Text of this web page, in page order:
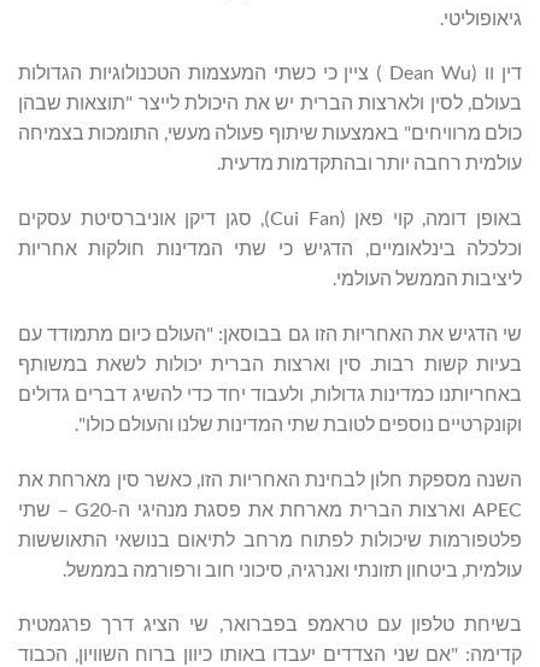
גיאופוליטי.
דין וו (Dean Wu ) ציין כי כשתי המעצמות הטכנולוגיות הגדולות
בעולם, לסין ולארצות הברית יש את היכולת לייצר "תוצאות שבהן
כולם מרוויחים" באמצעות שיתוף פעולה מעשי, התומכות בצמיחה
עולמית רחבה יותר ובהתקדמות מדעית.
באופן דומה, קוי פאן (Cui Fan), סגן דיקן אוניברסיטת עסקים
וכלכלה בינלאומיים, הדגיש כי שתי המדינות חולקות אחריות
ליציבות הממשל העולמי.
שי הדגיש את האחריות הזו גם בבוסאן: "העולם כיום מתמודד עם
בעיות קשות רבות. סין וארצות הברית יכולות לשאת במשותף
באחריותנו כמדינות גדולות, ולעבוד יחד כדי להשיג דברים גדולים
וקונקרטיים נוספים לטובת שתי המדינות שלנו והעולם כולו".
השנה מספקת חלון לבחינת האחריות הזו, כאשר סין מארחת את
APEC וארצות הברית מארחת את פסגת מנהיגי ה-G20 – שתי
פלטפורמות שיכולות לפתוח מרחב לתיאום בנושאי התאוששות
עולמית, ביטחון תזונתי ואנרגיה, סיכוני חוב ורפורמה בממשל.
בשיחת טלפון עם טראמפ בפברואר, שי הציג דרך פרגמטית
קדימה: "אם שני הצדדים יעבדו באותו כיוון ברוח השוויון, הכבוד